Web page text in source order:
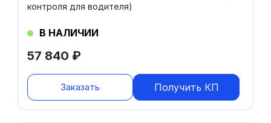
57 840 ₽
контроля для водителя)
В НАЛИЧИИ
Заказать Получить КП